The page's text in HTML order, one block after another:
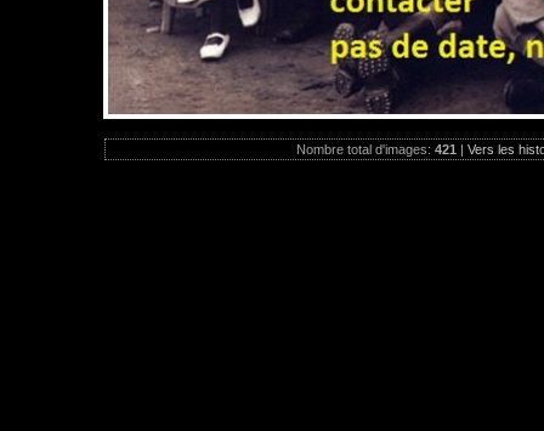
Nombre total d'images: 421 | Vers les